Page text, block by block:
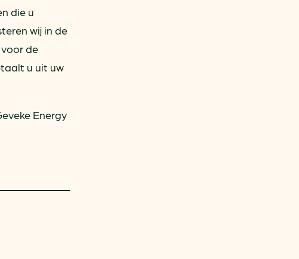
die u
wij in de
de
u uit uw
Energy